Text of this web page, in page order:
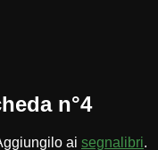
n°4
ai segnalibri.